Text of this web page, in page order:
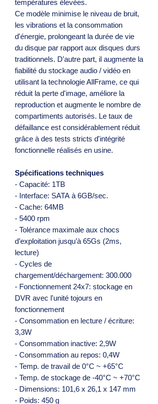
températures élevées.
Ce modèle minimise le niveau de bruit,
les vibrations et la consommation
d'énergie, prolongeant la durée de vie
du disque par rapport aux disques durs
traditionnels. D'autre part, il augmente la
fiabilité du stockage audio / vidéo en
utilisant la technologie AllFrame, ce qui
réduit la perte d'image, améliore la
reproduction et augmente le nombre de
compartiments autorisés. Le taux de
défaillance est considérablement réduit
grâce à des tests stricts d'intégrité
fonctionnelle réalisés en usine.
Spécifications techniques
- Capacité: 1TB
- Interface: SATA à 6GB/sec.
- Cache: 64MB
- 5400 rpm
- Tolérance maximale aux chocs
d’exploitation jusqu’à 65Gs (2ms,
lecture)
- Cycles de
chargement/déchargement: 300.000
- Fonctionnement 24x7: stockage en
DVR avec l'unité tojours en
fonctionnement
- Consommation en lecture / écriture:
3,3W
- Consommation inactive: 2,9W
- Consommation au repos: 0,4W
- Temp. de travail de 0°C ~ +65°C
- Temp. de stockage de -40°C ~ +70°C
- Dimensions: 101,6 x 26,1 x 147 mm
- Poids: 450 g